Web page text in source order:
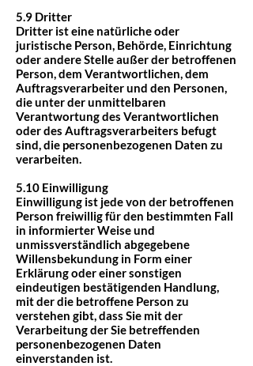
5.9 Dritter
Dritter ist eine natürliche oder
juristische Person, Behörde, Einrichtung
oder andere Stelle außer der betroffenen
Person, dem Verantwortlichen, dem
Auftragsverarbeiter und den Personen,
die unter der unmittelbaren
Verantwortung des Verantwortlichen
oder des Auftragsverarbeiters befugt
sind, die personenbezogenen Daten zu
verarbeiten.
5.10 Einwilligung
Einwilligung ist jede von der betroffenen
Person freiwillig für den bestimmten Fall
in informierter Weise und
unmissverständlich abgegebene
Willensbekundung in Form einer
Erklärung oder einer sonstigen
eindeutigen bestätigenden Handlung,
mit der die betroffene Person zu
verstehen gibt, dass Sie mit der
Verarbeitung der Sie betreffenden
personenbezogenen Daten
einverstanden ist.